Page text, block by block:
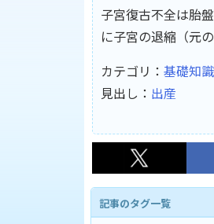
子宮復古不全は胎
に子宮の退縮（元
カテゴリ： 基礎知識
見出し： 出産
記事のタグ一覧